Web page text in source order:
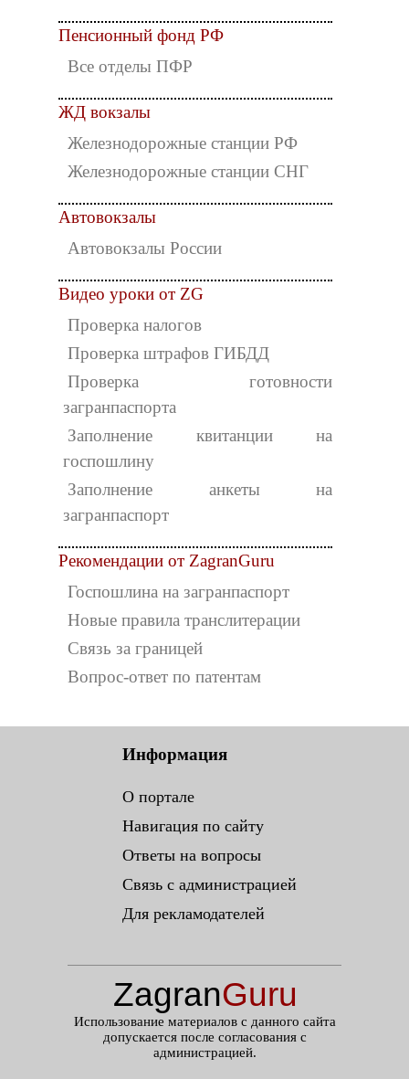
Пенсионный фонд РФ
Все отделы ПФР
ЖД вокзалы
Железнодорожные станции РФ
Железнодорожные станции СНГ
Автовокзалы
Автовокзалы России
Видео уроки от ZG
Проверка налогов
Проверка штрафов ГИБДД
Проверка готовности
загранпаспорта
Заполнение квитанции на
госпошлину
Заполнение анкеты на
загранпаспорт
Рекомендации от ZagranGuru
Госпошлина на загранпаспорт
Новые правила транслитерации
Связь за границей
Вопрос-ответ по патентам
Информация
О портале
Навигация по сайту
Ответы на вопросы
Связь с администрацией
Для рекламодателей
ZagranGuru
Использование материалов с данного сайта
допускается после согласования с
администрацией.